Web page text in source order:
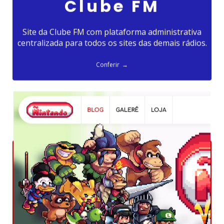
Clube FM
Site da Clube FM com plataforma administrativa
centralizada para todos os sites das demais rádios.
Conferir